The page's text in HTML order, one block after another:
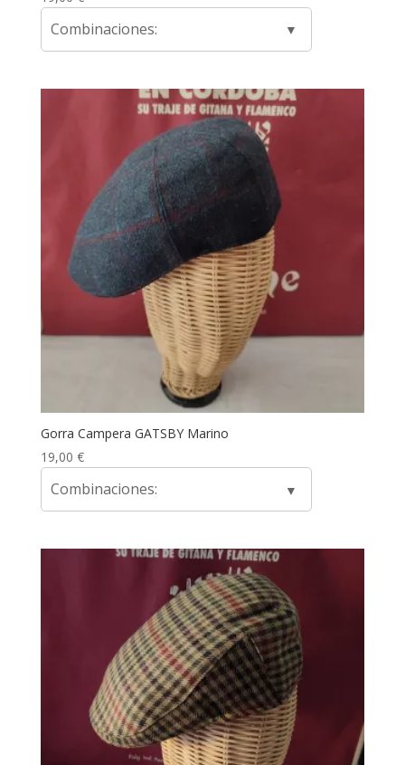
Combinaciones:
Gorra Campera GATSBY Marino
19,00 €
Combinaciones: